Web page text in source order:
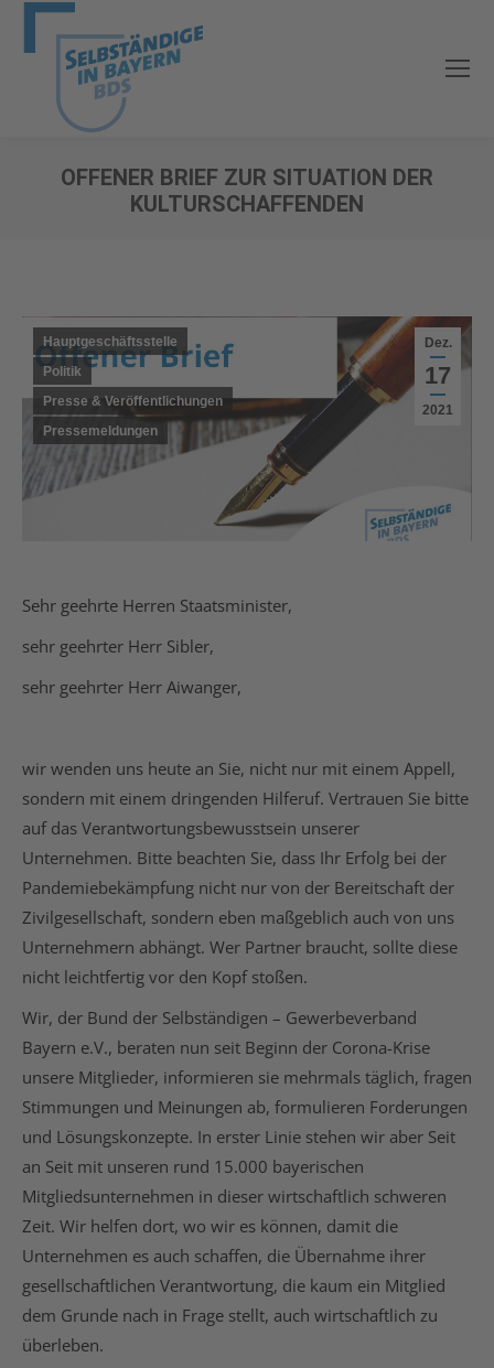
OFFENER BRIEF ZUR SITUATION DER
KULTURSCHAFFENDEN
Dez.
17
2021
Hauptgeschäftsstelle
Politik
Presse & Veröffentlichungen
Pressemeldungen
Sehr geehrte Herren Staatsminister,
sehr geehrter Herr Sibler,
sehr geehrter Herr Aiwanger,
wir wenden uns heute an Sie, nicht nur mit einem Appell,
sondern mit einem dringenden Hilferuf. Vertrauen Sie bitte
auf das Verantwortungsbewusstsein unserer
Unternehmen. Bitte beachten Sie, dass Ihr Erfolg bei der
Pandemiebekämpfung nicht nur von der Bereitschaft der
Zivilgesellschaft, sondern eben maßgeblich auch von uns
Unternehmern abhängt. Wer Partner braucht, sollte diese
nicht leichtfertig vor den Kopf stoßen.
Wir, der Bund der Selbständigen – Gewerbeverband
Bayern e.V., beraten nun seit Beginn der Corona-Krise
unsere Mitglieder, informieren sie mehrmals täglich, fragen
Stimmungen und Meinungen ab, formulieren Forderungen
und Lösungskonzepte. In erster Linie stehen wir aber Seit
an Seit mit unseren rund 15.000 bayerischen
Mitgliedsunternehmen in dieser wirtschaftlich schweren
Zeit. Wir helfen dort, wo wir es können, damit die
Unternehmen es auch schaffen, die Übernahme ihrer
gesellschaftlichen Verantwortung, die kaum ein Mitglied
dem Grunde nach in Frage stellt, auch wirtschaftlich zu
überleben.